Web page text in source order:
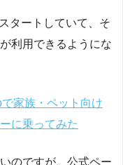
タートしていて、そ
利用できるようにな
家族・ペット向け
に乗ってみた
のですが、公式ペー